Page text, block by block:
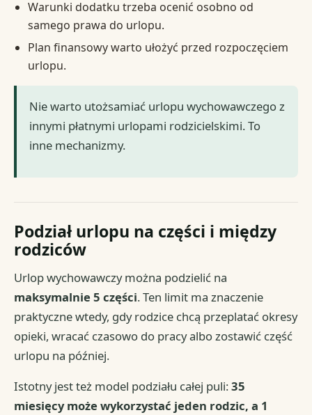
Warunki dodatku trzeba ocenić osobno od
samego prawa do urlopu.
Plan finansowy warto ułożyć przed rozpoczęciem
urlopu.
Nie warto utożsamiać urlopu wychowawczego z
innymi płatnymi urlopami rodzicielskimi. To
inne mechanizmy.
Podział urlopu na części i między
rodziców
Urlop wychowawczy można podzielić na
maksymalnie 5 części. Ten limit ma znaczenie
praktyczne wtedy, gdy rodzice chcą przeplatać okresy
opieki, wracać czasowo do pracy albo zostawić część
urlopu na później.
Istotny jest też model podziału całej puli:35
miesięcy może wykorzystać jeden rodzic, a 1